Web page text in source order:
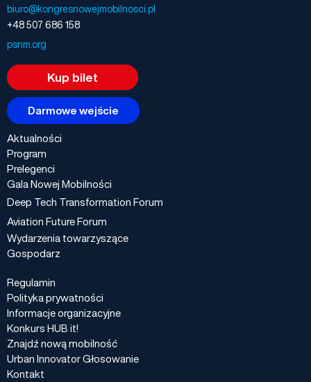
biuro@kongresnowejmobilnosci.pl
+48 507 686 158
psnm.org
Kup bilet
Darmowe wejście
Aktualności
Program
Prelegenci
Gala Nowej Mobilności
Deep Tech Transformation Forum
Aviation Future Forum
Wydarzenia towarzyszące
Gospodarz
Regulamin
Polityka prywatności
Informacje organizacyjne
Konkurs HUB it!
Znajdź nową mobilność
Urban Innovator Głosowanie
Kontakt